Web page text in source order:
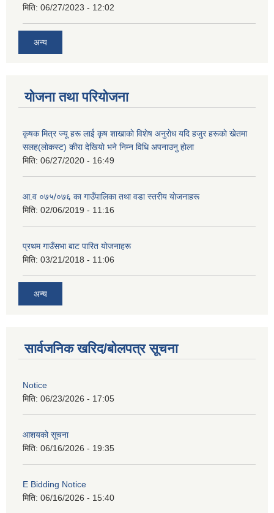
मिति: 06/27/2023 - 12:02
अन्य
योजना तथा परियोजना
कृषक मित्र ज्यू हरू लाई कृष शाखाकाे विशेष अनुराेध यदि हजुर हरूकाे खेतमा
सलह(लाेकस्ट) कीरा देखियाे भने निम्न विधि अपनाउनु हाेला
मिति: 06/27/2020 - 16:49
आ‍.व ०७५/०७६ का गाउँपालिका तथा वडा स्तरीय याेजनाहरू
मिति: 02/06/2019 - 11:16
प्रथम गाउँसभा बाट पारित याेजनाहरू
मिति: 03/21/2018 - 11:06
अन्य
सार्वजनिक खरिद/बोलपत्र सूचना
Notice
मिति: 06/23/2026 - 17:05
आशयको सूचना
मिति: 06/16/2026 - 19:35
E Bidding Notice
मिति: 06/16/2026 - 15:40